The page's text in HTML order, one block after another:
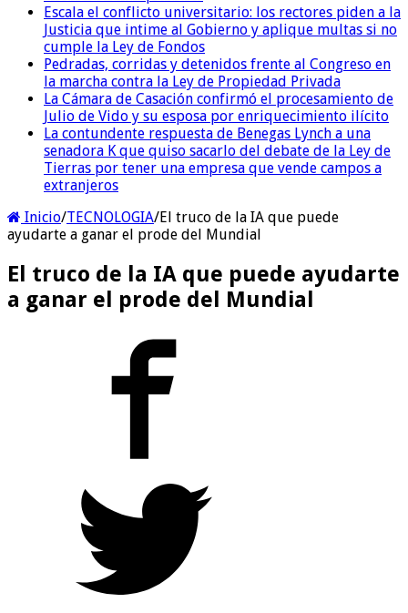
Escala el conflicto universitario: los rectores piden a la
Justicia que intime al Gobierno y aplique multas si no
cumple la Ley de Fondos
Pedradas, corridas y detenidos frente al Congreso en
la marcha contra la Ley de Propiedad Privada
La Cámara de Casación confirmó el procesamiento de
Julio de Vido y su esposa por enriquecimiento ilícito
La contundente respuesta de Benegas Lynch a una
senadora K que quiso sacarlo del debate de la Ley de
Tierras por tener una empresa que vende campos a
extranjeros
Inicio/TECNOLOGIA/El truco de la IA que puede
ayudarte a ganar el prode del Mundial
El truco de la IA que puede ayudarte
a ganar el prode del Mundial